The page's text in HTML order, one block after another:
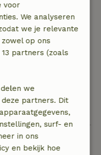
reissom en 100% van
70% terugbetaald
40% terugbetaald
10% terugbetaald
terugbetaling
voor
We analyseren
we je relevante
op ons
partners (zoals
we
partners. Dit
surf- en
in ons
en bekijk hoe